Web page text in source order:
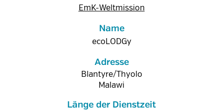
EmK-Weltmission
Name
ecoLODGy
Adresse
Blantyre/Thyolo
Malawi
Länge der Dienstzeit